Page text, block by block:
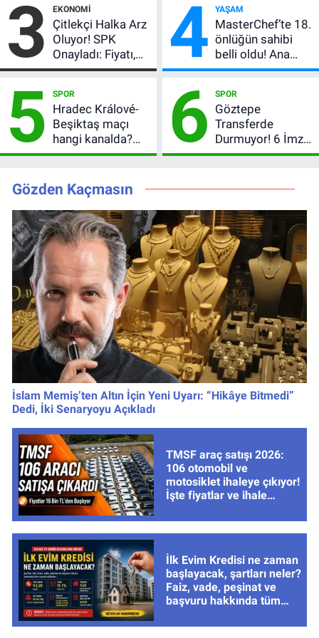
verdi
3 EKONOMI
Çitlekçi Halka Arz
Oluyor! SPK
Onayladı: Fiyatı,
Lot Sayısı ve
Tarihi
4 YAŞAM
MasterChef’te 18.
önlüğün sahibi
belli oldu! Ana
kadroya giren
oldu?
5 SPOR
Hradec Králové-
Beşiktaş maçı
hangi kanalda?
Şifresiz canlı yayın
6 SPOR
Göztepe
Transferde
Durmuyor! 6 İmza
Sonrası Yeni
Gözden Kaçmasın
İslam Memiş’ten Altın İçin Yeni Uyarı: “Hikâye Bitmedi”
Dedi, İki Senaryoyu Açıkladı
TMSF araç satışı 2026:
106 otomobil ve
motosiklet ihaleye çıkıyor!
İşte fiyatlar ve ihale
İlk Evim Kredisi ne zaman
başlayacak, şartları neler?
Faiz, vade, peşinat ve
başvuru hakkında tüm